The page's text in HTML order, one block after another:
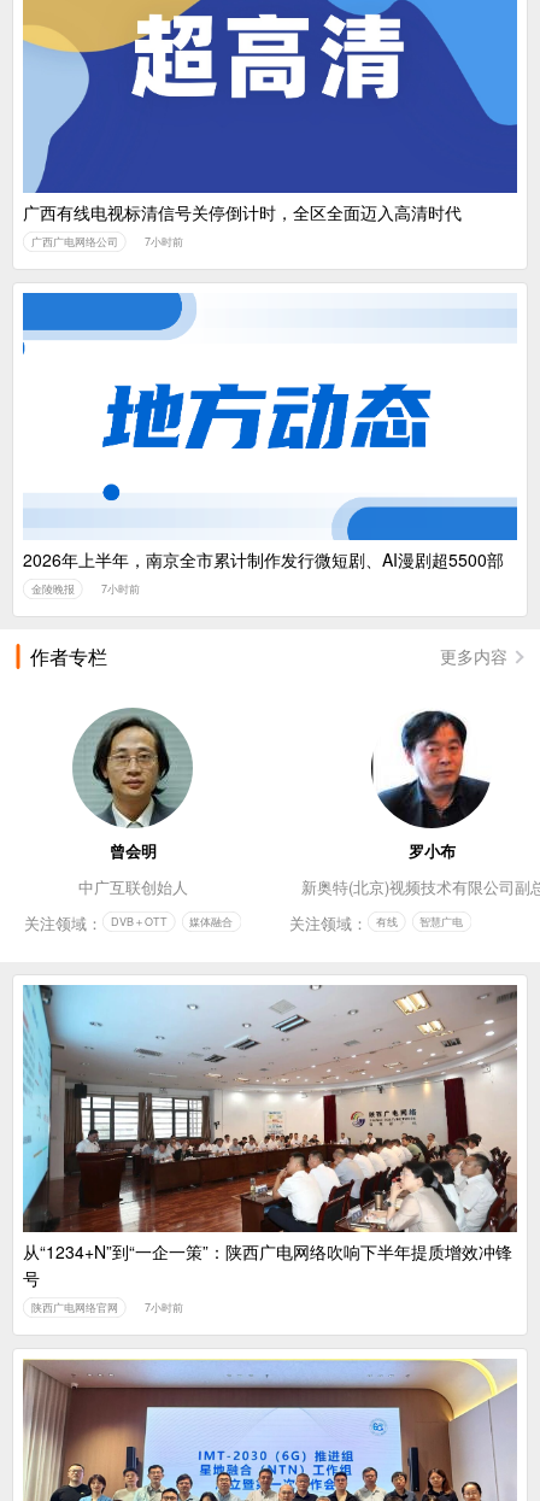
广西有线电视标清信号关停倒计时，全区全面迈入高清时代
广西广电网络公司 7小时前
2026年上半年，南京全市累计制作发行微短剧、AI漫剧超5500部
金陵晚报 7小时前
作者专栏 更多内容
曾会明
中广互联创始人
关注领域：
DVB＋OTT 媒体融合
罗小布
新奥特(北京)视频技术有限公司副
关注领域：
有线 智慧广电
从“1234+N”到“一企一策”：陕西广电网络吹响下半年提质增效冲锋
号
陕西广电网络官网 7小时前